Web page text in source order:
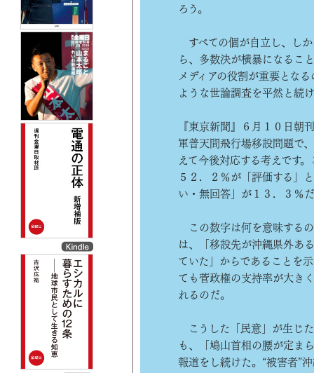
ろう。
すべての個が自立し、し
ら、多数決が横暴になるこ
メディアの役割が重要とな
ような世論調査を平然と続
『東京新聞』６月１０日朝
軍普天間飛行場移設問題で
えて今後対応する考えです
５２．２％が「評価する」
い・無回答」が１３．３％
この数字は何を意味する
は、「移設先が沖縄県外あ
ていた」からであることを
ても菅政権の支持率が大き
れるのだ。
こうした「民意」が生じ
も、「鳩山首相の腰が定ま
報道をし続けた。“被害者”